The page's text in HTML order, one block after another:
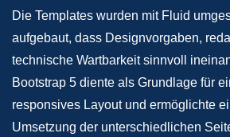
Die Templates wurden mit Fluid
aufgebaut, dass Designvorgaben,
technische Wartbarkeit sinnvoll
Bootstrap 5 diente als Grundlage für
responsives Layout und ermöglichte
Umsetzung der unterschiedlichen